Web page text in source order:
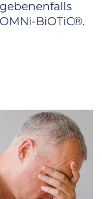
BiOTiC®.